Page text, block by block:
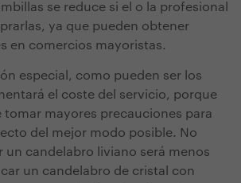
se reduce si el o la profesional
ya que pueden obtener
en comercios mayoristas.
especial, como pueden ser los
el coste del servicio, porque
tomar mayores precauciones para
del mejor modo posible. No
un candelabro liviano será menos
un candelabro de cristal con